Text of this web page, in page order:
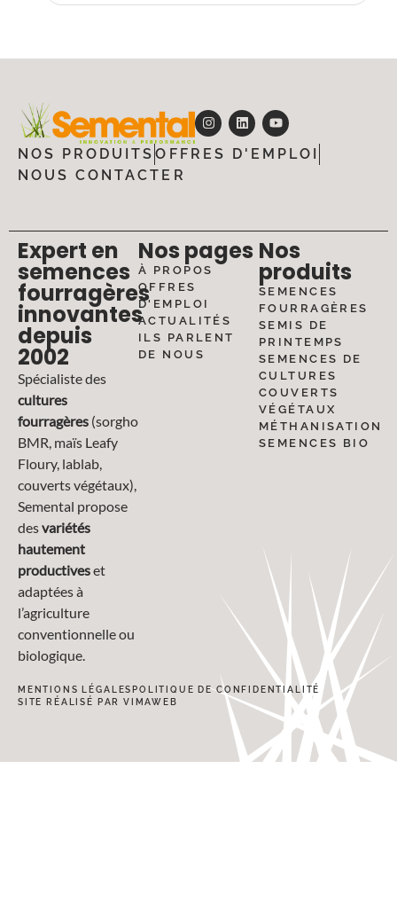
NOS PRODUITS OFFRES D'EMPLOI
NOUS CONTACTER
Expert en
semences
fourragères
innovantes
depuis
2002
Spécialiste des
cultures
fourragères (sorgho
BMR, maïs Leafy
Floury, lablab,
couverts végétaux),
Semental propose
desvariétés
hautement
productiveset
adaptées à
l’agriculture
conventionnelle ou
biologique.
Nos pages
À PROPOS
OFFRES
D'EMPLOI
ACTUALITÉS
ILS PARLENT
DE NOUS
Nos
produits
SEMENCES
FOURRAGÈRES
SEMIS DE
PRINTEMPS
SEMENCES DE
CULTURES
COUVERTS
VÉGÉTAUX
MÉTHANISATION
SEMENCES BIO
MENTIONS LÉGALES POLITIQUE DE CONFIDENTIALITÉ
SITE RÉALISÉ PAR VIMAWEB